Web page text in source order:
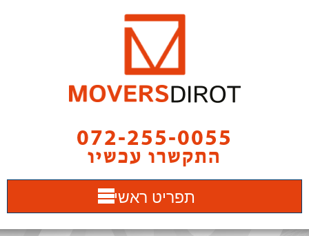
072-255-0055
התקשרו עכשיו
תפריט ראשי